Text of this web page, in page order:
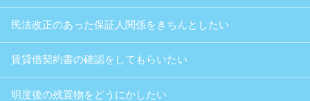
民法改正のあった保証人関係をきちんとしたい
賃貸借契約書の確認をしてもらいたい
明度後の残置物をどうにかしたい